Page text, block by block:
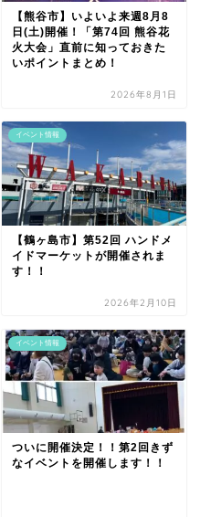
【熊谷市】いよいよ来週8月8
日(土)開催！「第74回 熊谷花
火大会」直前に知っておきた
いポイントまとめ！
2026年8月1日
イベント情報
【鶴ヶ島市】第52回 ハンドメ
イドマーケットが開催されま
す！！
2026年2月10日
イベント情報
ついに開催決定！！第2回きず
なイベントを開催します！！